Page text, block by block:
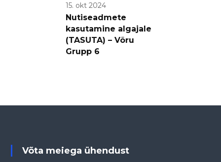
15. okt 2024
Nutiseadmete
kasutamine algajale
(TASUTA) – Võru
Grupp 6
Võta meiega ühendust